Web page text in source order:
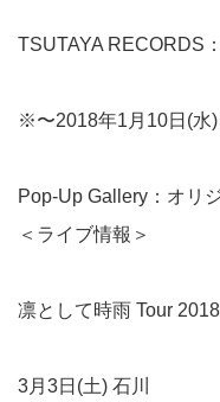
TSUTAYA RECORDS
※〜2018年1月10日(水
Pop-Up Gallery：オ
＜ライブ情報＞
凛として時雨 Tour
3月3日(土) 石川